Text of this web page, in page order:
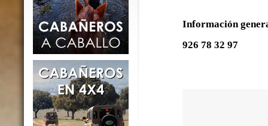
Información
926 78 32 97